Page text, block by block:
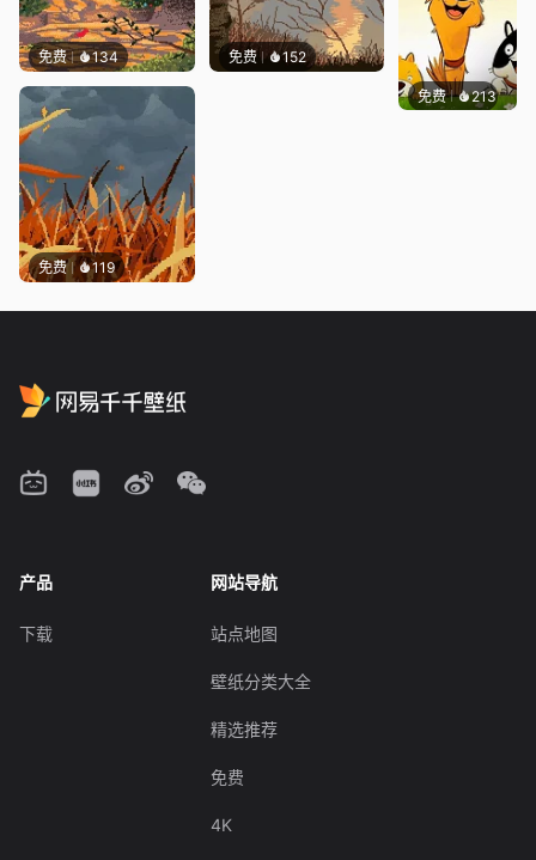
免费 134 免费 152
免费 119
免费 213渔小小
产品
下载
网站导航
站点地图
壁纸分类大全
精选推荐
免费
4K